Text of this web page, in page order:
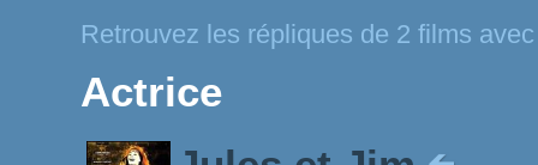
Retrouvez les répliques de 2 films
Actrice